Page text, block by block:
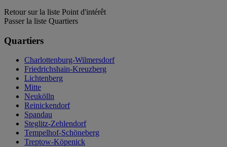
Retour sur la liste Point d'intérêt
Passer la liste Quartiers
Quartiers
Charlottenburg-Wilmersdorf
Friedrichshain-Kreuzberg
Lichtenberg
Mitte
Neukölln
Reinickendorf
Spandau
Steglitz-Zehlendorf
Tempelhof-Schöneberg
Treptow-Köpenick